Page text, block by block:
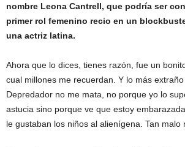
nombre Leona Cantrell, que podría ser
primer rol femenino recio en un
una actriz latina.
Ahora que lo dices, tienes razón, fue un
cual millones me recuerdan. Y lo más
Depredador no me mata, no porque yo lo
astucia sino porque ve que estoy
le gustaban los niños al alienígena. Tan malo